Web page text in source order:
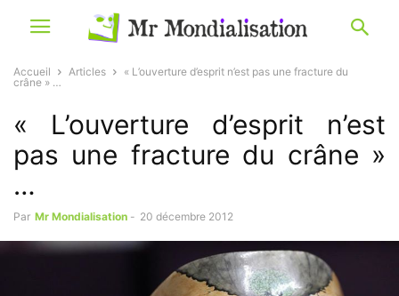
Accueil Articles
« L’ouverture d’esprit n’est pas une fracture du
crâne » …
« L’ouverture d’esprit n’est
pas une fracture du crâne »
…
Par Mr Mondialisation - 20 décembre 2012